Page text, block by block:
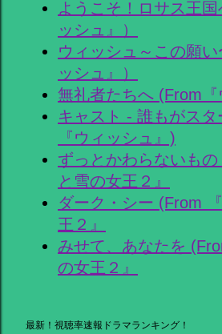
ようこそ！ロサス王
ッシュ』）
ウィッシュ～この願
ッシュ』）
無礼者たちへ (From『
キャスト - 誰もがス
『ウィッシュ』)
ずっとかわらないも
と雪の女王２』
ダーク・シー (From
王２』
みせて、あなたを
の女王２』
最新！視聴率速報ドラマランキング！